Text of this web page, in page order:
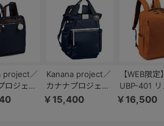
project／
ロジェク
タテ型
Kanana project／
カナナプロジェク
ト PJ-16 リュック
￥15,400
【WEB限
UBP-401
ビジネス
￥16,500